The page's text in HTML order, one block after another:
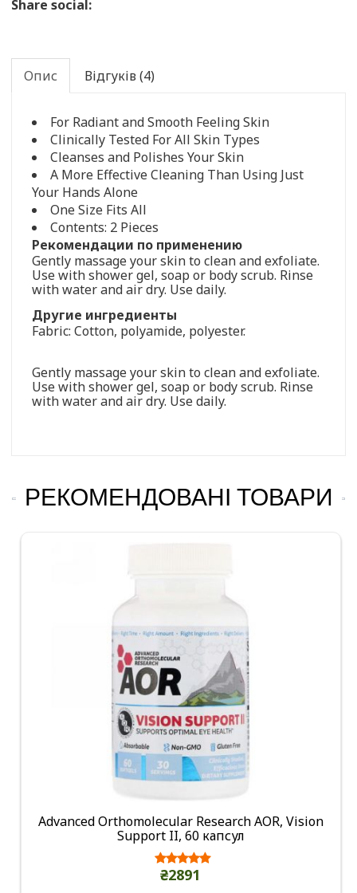
Share social:
Опис Відгуків (4)
For Radiant and Smooth Feeling Skin
Clinically Tested For All Skin Types
Cleanses and Polishes Your Skin
A More Effective Cleaning Than Using Just
Your Hands Alone
One Size Fits All
Contents: 2 Pieces
Рекомендации по применению
Gently massage your skin to clean and exfoliate.
Use with shower gel, soap or body scrub. Rinse
with water and air dry. Use daily.
Другие ингредиенты
Fabric: Cotton, polyamide, polyester.
Gently massage your skin to clean and exfoliate.
Use with shower gel, soap or body scrub. Rinse
with water and air dry. Use daily.
РЕКОМЕНДОВАНІ ТОВАРИ
Advanced Orthomolecular Research AOR, Vision
Support II, 60 капсул
₴2891